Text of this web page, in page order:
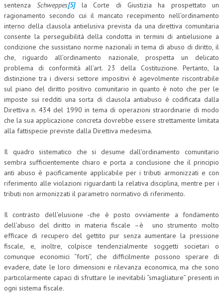
sentenzaSchweppes[5]
la Corte di Giustizia ha prospettato un
ragionamento secondo cui il mancato recepimento nell’ordinamento
interno della clausola antielusiva prevista da una direttiva comunitaria
consente la perseguibilità della condotta in termini di antielusione a
condizione che sussistano norme nazionali in tema di abuso di diritto, il
che, riguardo all’ordinamento nazionale, prospetta un delicato
problema di conformità all’art. 23 della Costituzione. Pertanto, la
distinzione tra i diversi settore impositivi è agevolmente riscontrabile
sul piano del diritto positivo comunitario in quanto è noto che per le
imposte sui redditi una sorta di clausola antiabuso è codificata dalla
Direttiva n. 434 del 1990 in tema di operazioni straordinarie di modo
che la sua applicazione concreta dovrebbe essere strettamente limitata
alla fattispecie previste dalla Direttiva medesima.
Il quadro sistematico che si desume dall’ordinamento comunitario
sembra sufficientemente chiaro e porta a conclusione che il principio
anti abuso è pacificamente applicabile per i tributi armonizzati e con
riferimento alle violazioni riguardanti la relativa disciplina, mentre per i
tributi non armonizzati il parametro normativo di riferimento.
Il contrasto dell’elusione -che è posto ovviamente a fondamento
dell’abuso del diritto in materia fiscale –è uno strumento molto
efficace di recupero del gettito pur senza aumentare la pressione
fiscale, e, inoltre, colpisce tendenzialmente soggetti societari o
comunque economici “forti”, che difficilmente possono sperare di
evadere, date le loro dimensioni e rilevanza economica, ma che sono
particolarmente capaci di sfruttare le inevitabili “smagliature” presenti in
ogni sistema fiscale.